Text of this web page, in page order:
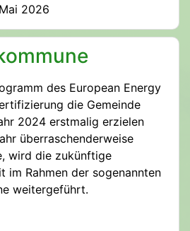
2026
des European Energy
die Gemeinde
2024 erstmalig erzielen
überraschenderweise
wird die zukünftige
im Rahmen der sogenannten
weitergeführt.